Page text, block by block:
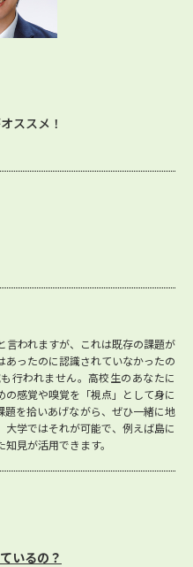
ススメ！
言われますが、これは既存の課題が
ったのに認識されていなかったの
行われません。高校生のあなたに
感覚や嗅覚を「視点」として身に
題を拾いあげながら、ぜひ一緒に地
学ではそれが可能で、例えば島に
見が活用できます。
いるの？